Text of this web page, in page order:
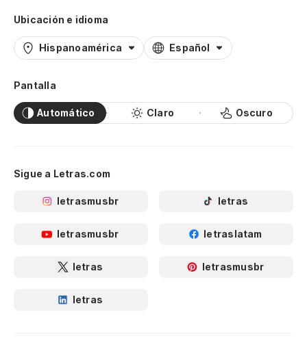
Ubicación e idioma
Hispanoamérica Español
Pantalla
Automático Claro Oscuro
Sigue a Letras.com
letrasmusbr letras
letrasmusbr letraslatam
letras letrasmusbr
letras